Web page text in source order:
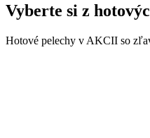
Vyberte si z
Hotové pelechy v AKCII so